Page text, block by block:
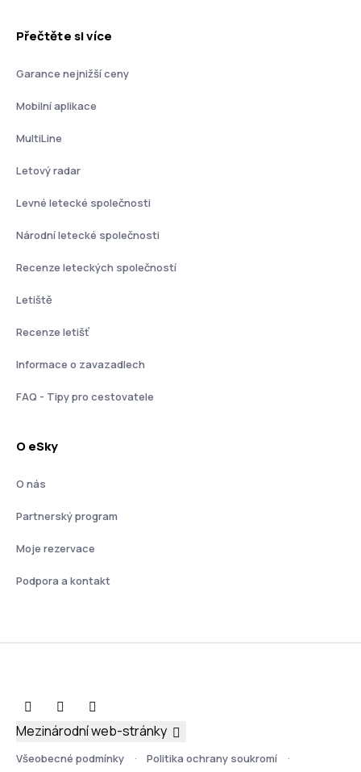
Přečtěte si více
Garance nejnižší ceny
Mobilní aplikace
MultiLine
Letový radar
Levné letecké společnosti
Národní letecké společnosti
Recenze leteckých společností
Letiště
Recenze letišť
Informace o zavazadlech
FAQ - Tipy pro cestovatele
O eSky
O nás
Partnerský program
Moje rezervace
Podpora a kontakt
Všeobecné podmínky Politika ochrany soukromí
Mezinárodní web-stránky